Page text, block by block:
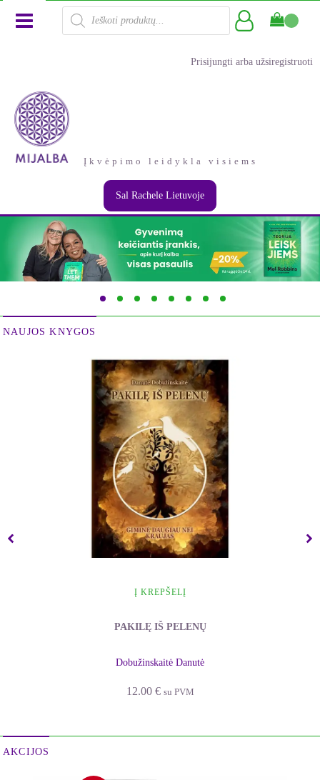
Products
search
Prisijungti arba užsiregistruoti
Įkvėpimo leidykla visiems
Sal Rachele Lietuvoje
NAUJOS KNYGOS
Į KREPŠELĮ
PAKILĘ IŠ PELENŲ
Dobužinskaitė Danutė
12.00 € su PVM
AKCIJOS